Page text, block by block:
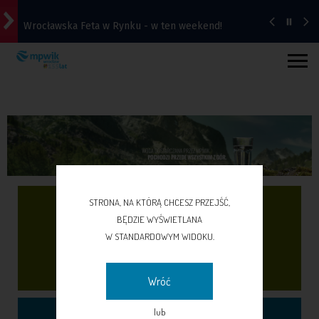
Wrocławska Feta w Rynku - w ten weekend!
Strażacy uruchamiają na czas upałów trzy wodne
kurtyny | Lokalizacje
Remont Gajowickiej. Prace od Hallera do
SIEĆ
WODOCIĄGOWA
STRONA, NA KTÓRĄ CHCESZ PRZEJŚĆ,
BĘDZIE WYŚWIETLANA
W STANDARDOWYM WIDOKU.
Wróć
lub